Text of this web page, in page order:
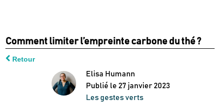
Comment limiter l’empreinte carbone du thé ?
Retour
Elisa Humann
Publié le 27 janvier 2023
Les gestes verts